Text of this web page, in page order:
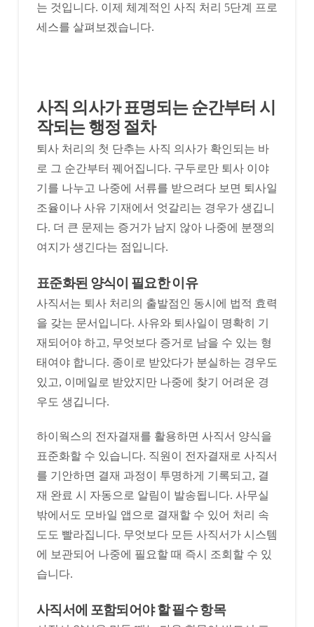
는 것입니다. 이제 체계적인 사직 처리 5단계 프로
세스를 살펴보겠습니다.
사직 의사가 표명되는 순간부터 시
작되는 행정 절차
퇴사 처리의 첫 단추는 사직 의사가 확인되는 바
로 그 순간부터 꿰어집니다. 구두로만 퇴사 이야
기를 나누고 나중에 서류를 받으려다 보면 퇴사일
조율이나 사유 기재에서 엇갈리는 경우가 생깁니
다. 더 큰 문제는 증거가 남지 않아 나중에 분쟁의
여지가 생긴다는 점입니다.
표준화된 양식이 필요한 이유
사직서는 퇴사 처리의 출발점인 동시에 법적 효력
을 갖는 문서입니다. 사유와 퇴사일이 명확히 기
재되어야 하고, 무엇보다 증거로 남을 수 있는 형
태여야 합니다. 종이로 받았다가 분실하는 경우도
있고, 이메일로 받았지만 나중에 찾기 어려운 경
우도 생깁니다.
하이웍스의 전자결재를 활용하면 사직서 양식을
표준화할 수 있습니다. 직원이 전자결재로 사직서
를 기안하면 결재 과정이 투명하게 기록되고, 결
재 완료 시 자동으로 알림이 발송됩니다. 사무실
밖에서도 모바일 앱으로 결재할 수 있어 처리 속
도도 빨라집니다. 무엇보다 모든 사직서가 시스템
에 보관되어 나중에 필요할 때 즉시 조회할 수 있
습니다.
사직서에 포함되어야 할 필수 항목